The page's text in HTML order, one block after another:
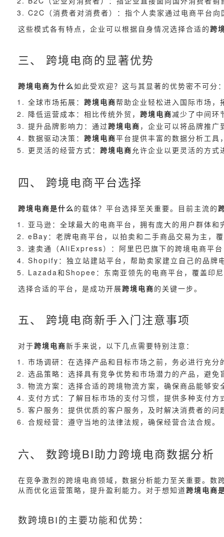
C2C（消费者对消费者）：指个人卖家通过电商平台
这些模式各有特点，企业可以根据自身情况选择合适的跨
三、 跨境电商的显著优势
跨境电商为什么如此受欢迎？这与其显著的优势密不可分
全球市场拓展： 跨境电商帮助企业轻松进入国际市场
降低运营成本：相比传统外贸， 跨境电商减少了中间环
提升品牌影响力：通过跨境电商 ，企业可以将品牌推
数据驱动决策： 跨境电商平台提供丰富的数据分析工
更灵活的经营方式： 跨境电商允许企业以更灵活的方
四、 跨境电商平台选择
跨境电商是什么的载体？平台选择至关重要。目前主流的
亚马逊：全球最大的电商平台，拥有庞大的用户群体和
eBay：老牌电商平台，以拍卖和二手商品交易为主，
速卖通（AliExpress）：阿里巴巴旗下的跨境电商平
Shopify：独立站建站平台，帮助卖家建立自己的品牌
Lazada和Shopee：东南亚领先的电商平台，覆盖印
选择合适的平台，是成功开展跨境电商的关键一步。
五、 跨境电商新手入门注意事项
对于跨境电商新手来说，以下几点需要特别注意：
市场调研：在选择产品和目标市场之前，务必进行充
选品策略：选择具有竞争优势和市场潜力的产品，避免
物流方案：选择合适的跨境物流方案，确保商品能够
支付方式：了解目标市场的支付习惯，提供多种支付方
客户服务：提供优质的客户服务，及时解决消费者的问
合规经营：遵守当地的法律法规，确保经营合法合规。
六、 数跨境BI助力跨境电商数据分析
在竞争激烈的跨境电商领域，数据分析能力至关重要。
从而优化运营策略，提升盈利能力。对于想知道跨境电商
数跨境BI的主要功能和优势：